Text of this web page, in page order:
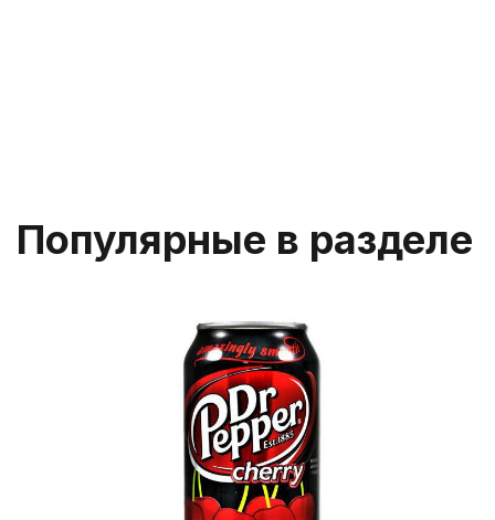
Популярные в разделе